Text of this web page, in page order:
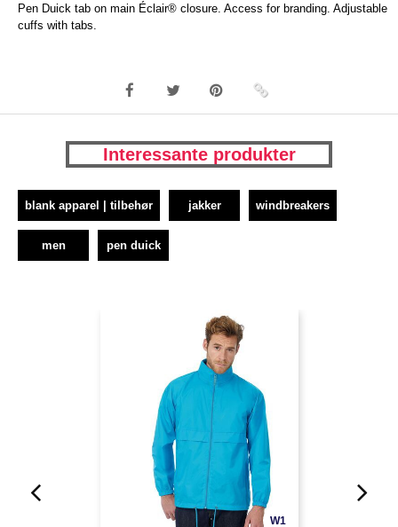
Pen Duick tab on main Éclair® closure. Access for branding. Adjustable
cuffs with tabs.
Interessante produkter
blank apparel | tilbehør jakker windbreakers
men pen duick
W1